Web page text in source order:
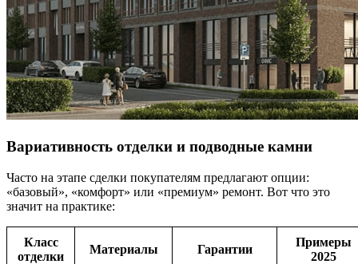
Вариативность отделки и подводные камни
Часто на этапе сделки покупателям предлагают опции:
«базовый», «комфорт» или «премиум» ремонт. Вот что это
значит на практике:
Класс
отделки
Материалы Гарантии
Примеры
2025